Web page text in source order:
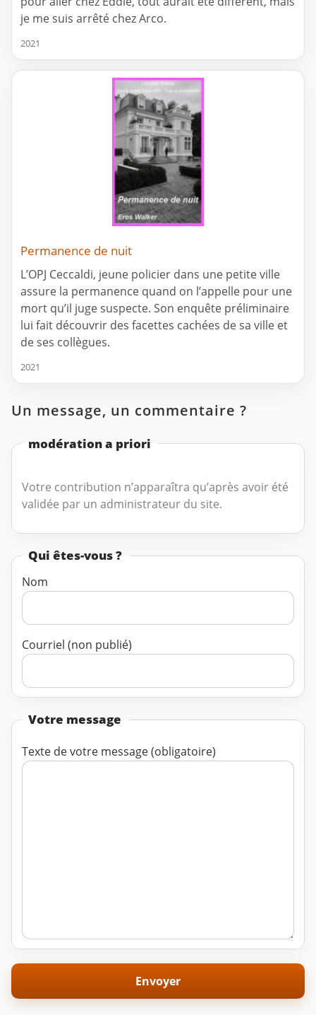
je me suis arrêté chez Arco.
2021
Permanence de nuit
L’OPJ Ceccaldi, jeune policier dans une petite ville
assure la permanence quand on l’appelle pour une
mort qu’il juge suspecte. Son enquête préliminaire
lui fait découvrir des facettes cachées de sa ville et
de ses collègues.
2021
Un message, un commentaire ?
modération a priori
Votre contribution n’apparaîtra qu’après avoir été
validée par un administrateur du site.
Qui êtes-vous ?
Nom
Courriel (non publié)
Votre message
Texte de votre message (obligatoire)